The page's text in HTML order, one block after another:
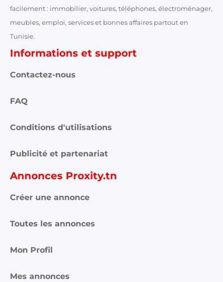
facilement : immobilier, voitures, téléphones, électroménager,
meubles, emploi, services et bonnes affaires partout en
Tunisie.
Informations et support
Contactez-nous
FAQ
Conditions d'utilisations
Publicité et partenariat
Annonces Proxity.tn
Créer une annonce
Toutes les annonces
Mon Profil
Mes annonces